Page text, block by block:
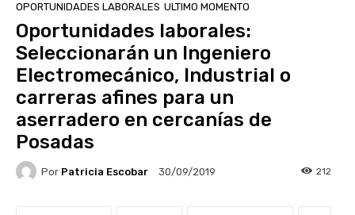
OPORTUNIDADES LABORALES ULTIMO MOMENTO
Oportunidades laborales:
Seleccionarán un Ingeniero
Electromecánico, Industrial o
carreras afines para un
aserradero en cercanías de
Posadas
Por Patricia Escobar 30/09/2019 212